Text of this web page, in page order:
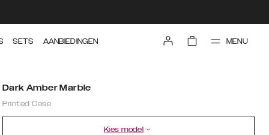
SETS AANBIEDINGEN MENU
Dark Amber Marble
Printed Case
Kies model